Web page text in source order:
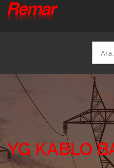
YG KABLO